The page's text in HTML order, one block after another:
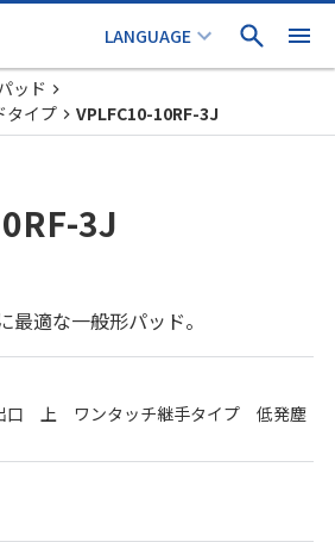
ッド
タイプ
VPLFC10-10RF-3J
3J
適な一般形パッド。
口 上 ワンタッチ継手タイプ 低発塵